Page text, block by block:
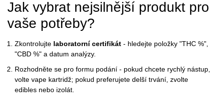
Jak vybrat nejsilnější produkt pro
vaše potřeby?
Zkontrolujte laboratorní certifikát - hledejte položky "THC %",
"CBD %" a datum analýzy.
Rozhodněte se pro formu podání - pokud chcete rychlý nástup,
volte vape kartridž; pokud preferujete delší trvání, zvolte
edibles nebo izolát.